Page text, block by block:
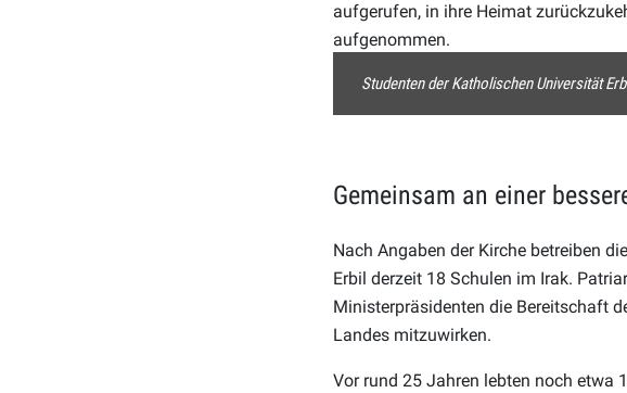
aufgerufen, in ihre Heimat
aufgenommen.
Studenten der Katholischen Universität
Gemeinsam an einer
Nach Angaben der Kirche betreiben
Erbil derzeit 18 Schulen im Irak.
Ministerpräsidenten die Bereitschaft
Landes mitzuwirken.
Vor rund 25 Jahren lebten noch etwa